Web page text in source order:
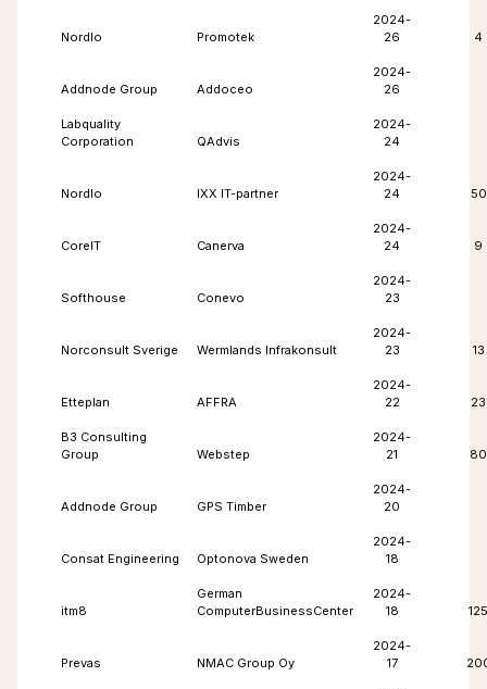
Nordlo Promotek
2024-
26
4
Addnode Group Addoceo
2024-
26
Labquality
Corporation
QAdvis
2024-
24
Nordlo IXX IT-partner
2024-
24
50
CoreIT Canerva
2024-
24
9
Softhouse Conevo
2024-
23
Norconsult Sverige Wermlands Infrakonsult
2024-
23
13
Etteplan AFFRA
2024-
22
23
B3 Consulting
Group
Webstep
2024-
21
80
Addnode Group GPS Timber
2024-
20
Consat Engineering Optonova Sweden
2024-
18
itm8
German
ComputerBusinessCenter
2024-
18
125
Prevas NMAC Group Oy
2024-
17